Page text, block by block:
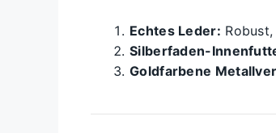
Echtes Leder:
Silberfaden-
Goldfarbene